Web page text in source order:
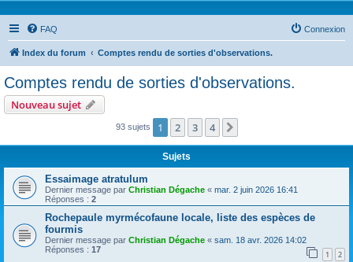
FAQ Connexion
Index du forum Comptes rendu de sorties d'observations.
Comptes rendu de sorties d'observations.
Nouveau sujet
93 sujets 1 2 3 4
Sujets
Essaimage atratulum
Dernier message par Christian Dégache « mar. 2 juin 2026 16:41
Réponses : 2
Rochepaule myrmécofaune locale, liste des espèces de
fourmis
Dernier message par Christian Dégache « sam. 18 avr. 2026 14:02
Réponses : 17 1 2